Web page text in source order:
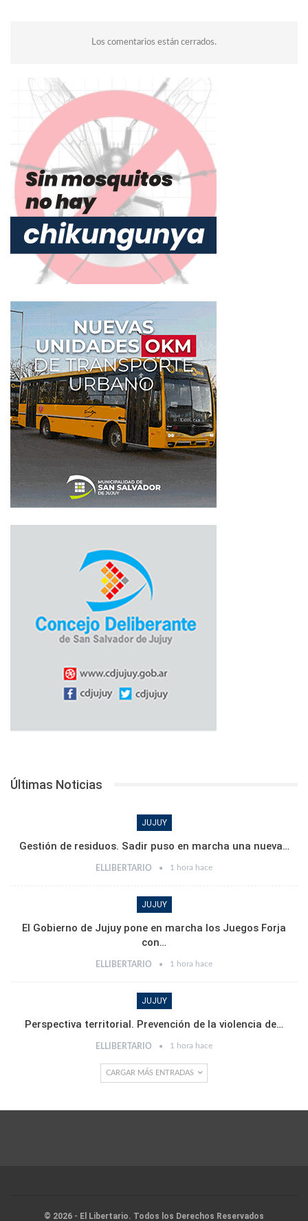
Los comentarios están cerrados.
Últimas Noticias
JUJUY
Gestión de residuos. Sadir puso en marcha una nueva…
ELLIBERTARIO 1 hora hace
JUJUY
El Gobierno de Jujuy pone en marcha los Juegos Forja
con…
ELLIBERTARIO 1 hora hace
JUJUY
Perspectiva territorial. Prevención de la violencia de…
ELLIBERTARIO 1 hora hace
CARGAR MÁS ENTRADAS
© 2026 - El Libertario. Todos los Derechos Reservados